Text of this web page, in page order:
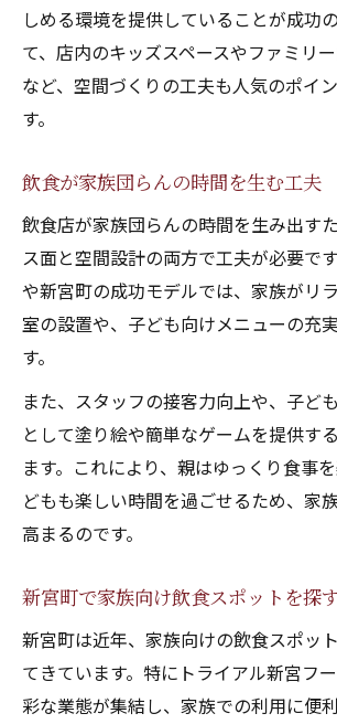
しめる環境を提供していることが成功
て、店内のキッズスペースやファミリ
など、空間づくりの工夫も人気のポイ
す。
飲食が家族団らんの時間を生む工夫
飲食店が家族団らんの時間を生み出す
ス面と空間設計の両方で工夫が必要で
や新宮町の成功モデルでは、家族がリ
室の設置や、子ども向けメニューの充
す。
また、スタッフの接客力向上や、子ど
として塗り絵や簡単なゲームを提供す
ます。これにより、親はゆっくり食事
どもも楽しい時間を過ごせるため、家
高まるのです。
新宮町で家族向け飲食スポットを探
新宮町は近年、家族向けの飲食スポッ
てきています。特にトライアル新宮フ
彩な業態が集結し、家族での利用に便